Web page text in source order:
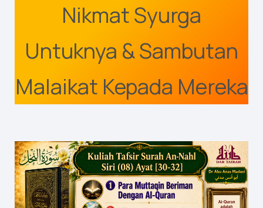
Nikmat Syurga
Untuknya & Sambutan
Malaikat Kepada Mereka